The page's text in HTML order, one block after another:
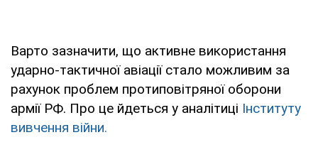
Варто зазначити, що активне використання
ударно-тактичної авіації стало можливим за
рахунок проблем протиповітряної оборони
армії РФ. Про це йдеться у аналітиці Інституту
вивчення війни.